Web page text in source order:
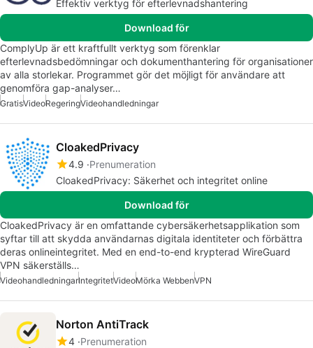
Effektiv verktyg för efterlevnadshantering
Download för
ComplyUp är ett kraftfullt verktyg som förenklar
efterlevnadsbedömningar och dokumenthantering för organisationer
av alla storlekar. Programmet gör det möjligt för användare att
genomföra gap-analyser…
GratisVideoRegeringVideohandledningar
CloakedPrivacy
4.9 Prenumeration
CloakedPrivacy: Säkerhet och integritet online
Download för
CloakedPrivacy är en omfattande cybersäkerhetsapplikation som
syftar till att skydda användarnas digitala identiteter och förbättra
deras onlineintegritet. Med en end-to-end krypterad WireGuard
VPN säkerställs…
VideohandledningarIntegritetVideoMörka WebbenVPN
Norton AntiTrack
4 Prenumeration